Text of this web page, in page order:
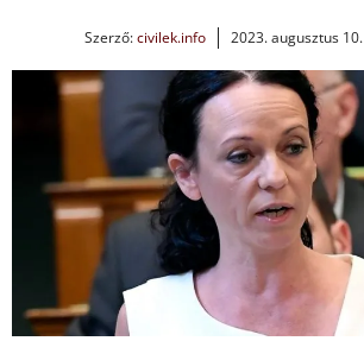
Szerző:civilek.info 2023. augusztus 10.